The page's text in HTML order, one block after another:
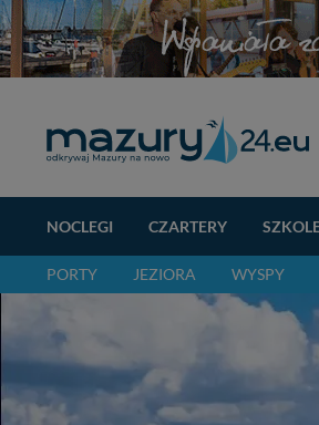
NOCLEGI CZARTERY
PORTY JEZIORA WYSPY